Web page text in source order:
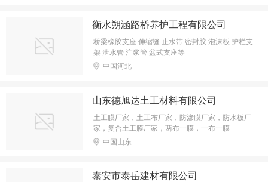
衡水朔涵路桥养护工程有限公司
桥梁橡胶支座 伸缩缝 止水带 密封胶 泡沫板 护栏支
架 泄水管 注浆管 盆式支座等
中国河北
山东德旭达土工材料有限公司
土工膜厂家，土工布厂家，防渗膜厂家，防水板厂
家，复合土工膜厂家，两布一膜，一布一膜
中国山东
泰安市泰岳建材有限公司